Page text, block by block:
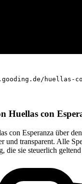
huellas-
Huellas con
con Esperanza über
und transparent. Alle
die sie steuerlich